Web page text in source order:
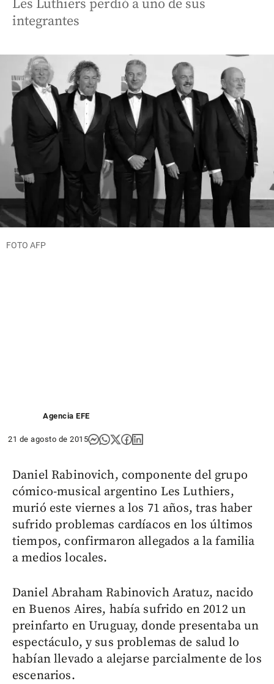
Les Luthiers perdió a uno de sus
integrantes
FOTO AFP
Agencia EFE
21 de agosto de 2015
Daniel Rabinovich, componente del grupo
cómico-musical argentino Les Luthiers,
murió este viernes a los 71 años, tras haber
sufrido problemas cardíacos en los últimos
tiempos, confirmaron allegados a la familia
a medios locales.
Daniel Abraham Rabinovich Aratuz, nacido
en Buenos Aires, había sufrido en 2012 un
preinfarto en Uruguay, donde presentaba un
espectáculo, y sus problemas de salud lo
habían llevado a alejarse parcialmente de los
escenarios.